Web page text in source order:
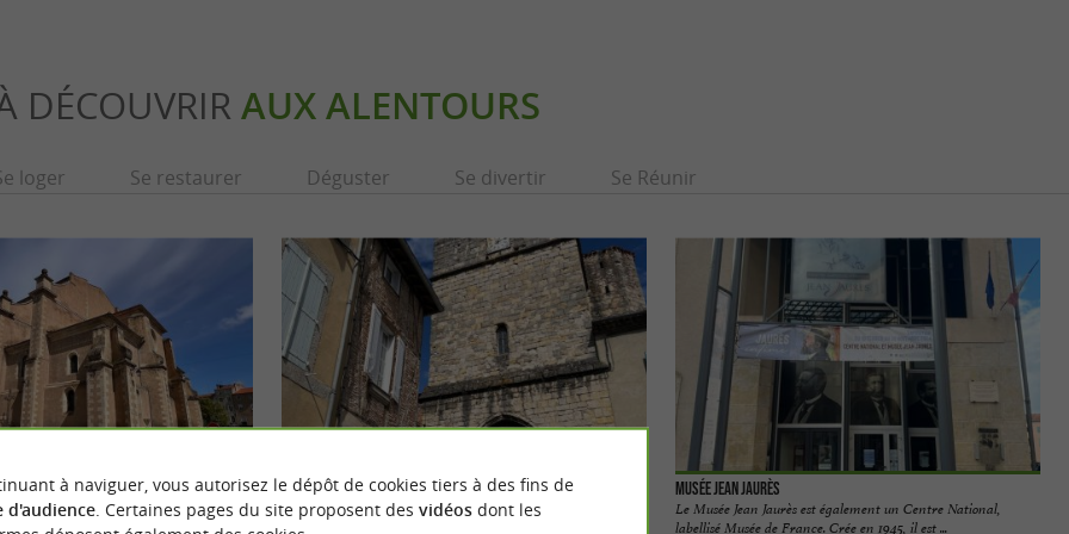
DÉCOUVRIR AUX ALENTOURS
loger Se restaurer Déguster Se divertir Se Réunir
de Castres
par les vastes volumes de cette Cathédrale,
du 9 e siècle fondé ...
Eglise Saint-Jacques-de-Villegoudou
Située rue Francisco Ferrer, elle est construite au 14e siècle à
Castres, connue pour être une ville étape des ...
Musée Jean Jaurès
Le Musée Jean Jaurès est également un Centre National,
labellisé Musée de France. Crée en 1945, il est ...
à naviguer, vous autorisez le dépôt de cookies tiers à des fins de
d'audience. Certaines pages du site proposent des vidéosdont les